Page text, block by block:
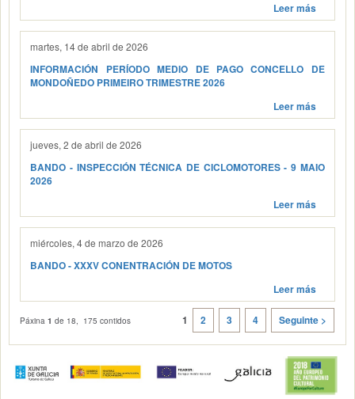
Leer más
martes, 14 de abril de 2026
INFORMACIÓN PERÍODO MEDIO DE PAGO CONCELLO DE
MONDOÑEDO PRIMEIRO TRIMESTRE 2026
Leer más
jueves, 2 de abril de 2026
BANDO - INSPECCIÓN TÉCNICA DE CICLOMOTORES - 9 MAIO
2026
Leer más
miércoles, 4 de marzo de 2026
BANDO - XXXV CONENTRACIÓN DE MOTOS
Leer más
Páxina1 de 18, 175 contidos 1 2 3 4 Seguinte >